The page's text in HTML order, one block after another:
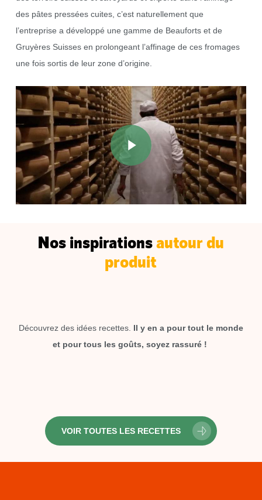
des pâtes pressées cuites, c’est naturellement que
l’entreprise a développé une gamme de Beauforts et de
Gruyères Suisses en prolongeant l’affinage de ces fromages
une fois sortis de leur zone d’origine.
Play Video
Nos inspirationsautour du
produit
Découvrez des idées recettes. Il y en a pour tout le monde
et pour tous les goûts, soyez rassuré !
VOIR TOUTES LES RECETTES